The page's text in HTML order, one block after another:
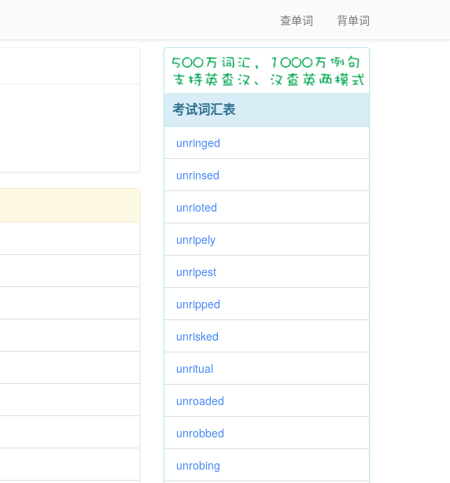
查单词 背单词
考试词汇表
unringed
unrinsed
unrioted
unripely
unripest
unripped
unrisked
unritual
unroaded
unrobbed
unrobing